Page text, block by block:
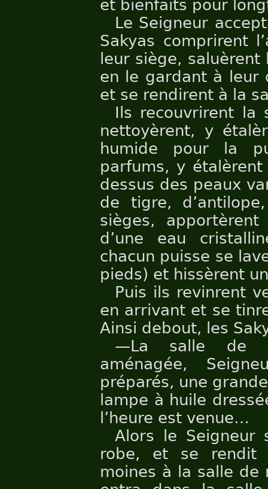
et bienfaits pour
Le Seigneur
Sakyas comprirent
leur siège,
en le gardant à leur
et se rendirent à la
Ils recouvrirent la
nettoyèrent, y
humide pour la
parfums, y
dessus des peaux
de tigre,
sièges,
d’une eau
chacun puisse se
pieds) et hissèrent
Puis ils revinrent
en arrivant et se
Ainsi debout, les
—La salle de
aménagée,
préparés, une
lampe à huile
l’heure est venue…
Alors le
robe, et se rendit
moines à la salle de